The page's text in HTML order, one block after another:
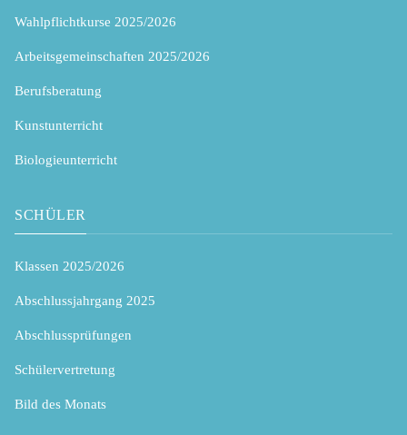
Wahlpflichtkurse 2025/2026
Arbeitsgemeinschaften 2025/2026
Berufsberatung
Kunstunterricht
Biologieunterricht
SCHÜLER
Klassen 2025/2026
Abschlussjahrgang 2025
Abschlussprüfungen
Schülervertretung
Bild des Monats